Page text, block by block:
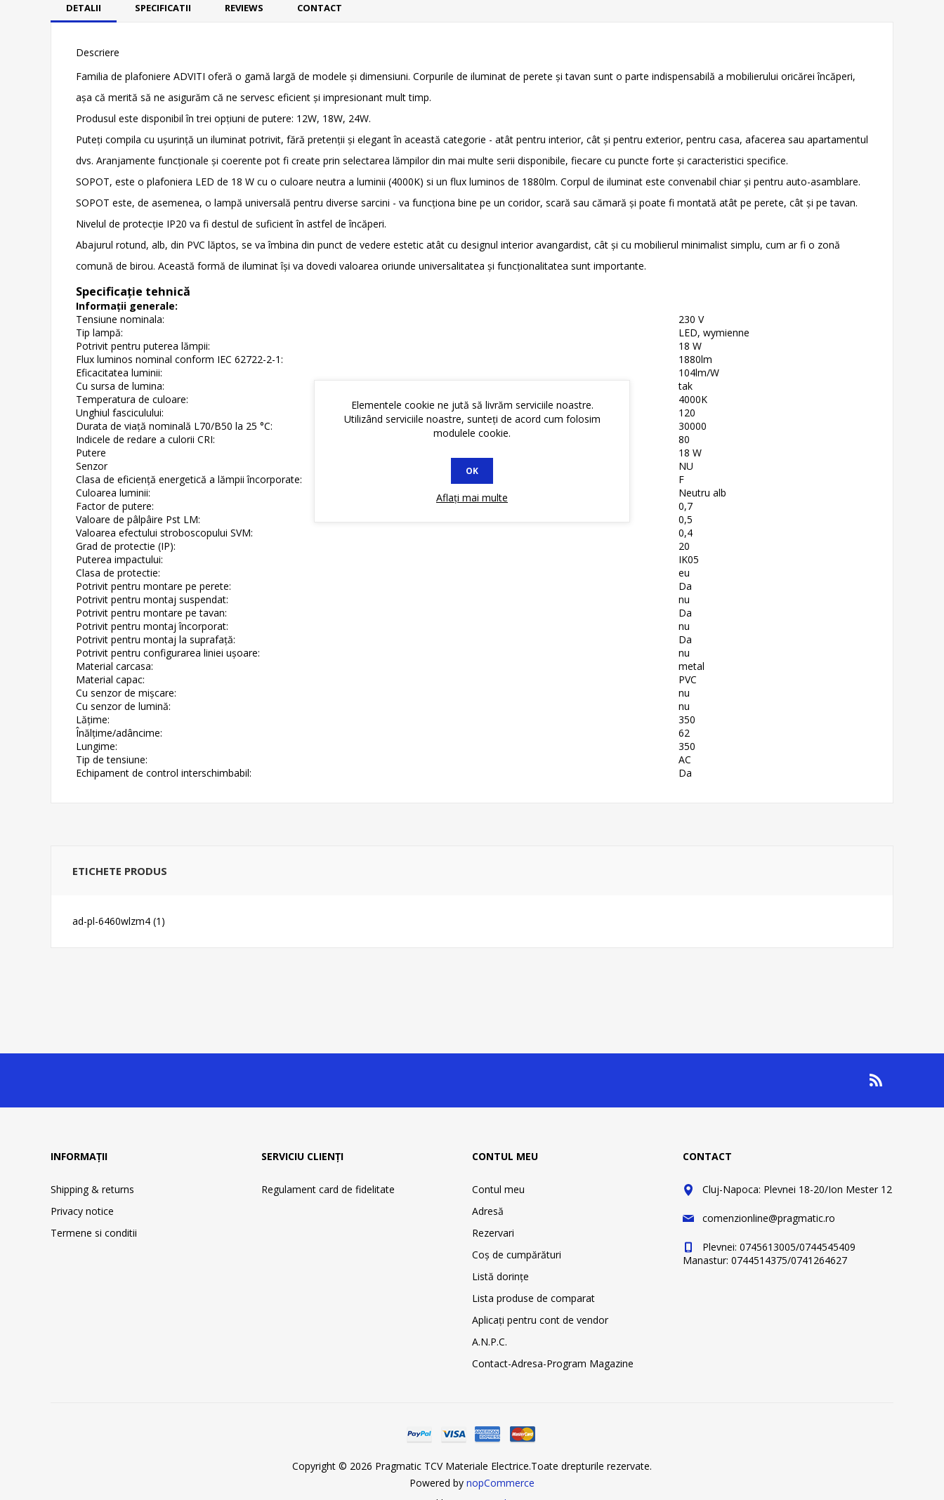
DETALII SPECIFICATII REVIEWS CONTACT
Descriere
Familia de plafoniere ADVITI oferă o gamă largă de modele și dimensiuni. Corpurile de iluminat de perete și tavan sunt o parte indispensabilă a mobilierului oricărei încăperi,
așa că merită să ne asigurăm că ne servesc eficient și impresionant mult timp.
Produsul este disponibil în trei opțiuni de putere: 12W, 18W, 24W.
Puteți compila cu ușurință un iluminat potrivit, fără pretenții și elegant în această categorie - atât pentru interior, cât și pentru exterior, pentru casa, afacerea sau apartamentul
dvs. Aranjamente funcționale și coerente pot fi create prin selectarea lămpilor din mai multe serii disponibile, fiecare cu puncte forte și caracteristici specifice.
SOPOT, este o plafoniera LED de 18 W cu o culoare neutra a luminii (4000K) si un flux luminos de 1880lm. Corpul de iluminat este convenabil chiar și pentru auto-asamblare.
SOPOT este, de asemenea, o lampă universală pentru diverse sarcini - va funcționa bine pe un coridor, scară sau cămară și poate fi montată atât pe perete, cât și pe tavan.
Nivelul de protecție IP20 va fi destul de suficient în astfel de încăperi.
Abajurul rotund, alb, din PVC lăptos, se va îmbina din punct de vedere estetic atât cu designul interior avangardist, cât și cu mobilierul minimalist simplu, cum ar fi o zonă
comună de birou. Această formă de iluminat își va dovedi valoarea oriunde universalitatea și funcționalitatea sunt importante.
Specificație tehnică
Informații generale:
Tensiune nominala:
230 V
Tip lampă:
LED, wymienne
Potrivit pentru puterea lămpii:
18 W
Flux luminos nominal conform IEC 62722-2-1:
1880lm
Eficacitatea luminii:
104lm/W
Cu sursa de lumina:
tak
Temperatura de culoare:
4000K
Unghiul fasciculului:
120
Durata de viață nominală L70/B50 la 25 °C:
30000
Indicele de redare a culorii CRI:
80
Putere
18 W
Senzor
NU
Clasa de eficiență energetică a lămpii încorporate:
F
Culoarea luminii:
Neutru alb
Factor de putere:
0,7
Valoare de pâlpâire Pst LM:
0,5
Valoarea efectului stroboscopului SVM:
0,4
Grad de protectie (IP):
20
Puterea impactului:
IK05
Clasa de protectie:
eu
Potrivit pentru montare pe perete:
Da
Potrivit pentru montaj suspendat:
nu
Potrivit pentru montare pe tavan:
Da
Potrivit pentru montaj încorporat:
nu
Potrivit pentru montaj la suprafață:
Da
Potrivit pentru configurarea liniei ușoare:
nu
Material carcasa:
metal
Material capac:
PVC
Cu senzor de mișcare:
nu
Cu senzor de lumină:
nu
Lăţime:
350
Înălțime/adâncime:
62
Lungime:
350
Tip de tensiune:
AC
Echipament de control interschimbabil:
Da
ETICHETE PRODUS
ad-pl-6460wlzm4 (1)
INFORMAȚII
Shipping & returns
Privacy notice
Termene si conditii
SERVICIU CLIENȚI
Regulament card de fidelitate
CONTUL MEU
Contul meu
Adresă
Rezervari
Coş de cumpărături
Listă dorințe
Lista produse de comparat
Aplicați pentru cont de vendor
A.N.P.C.
Contact-Adresa-Program Magazine
CONTACT
Cluj-Napoca: Plevnei 18-20/Ion Mester 12
comenzionline@pragmatic.ro
Plevnei: 0745613005/0744545409
Manastur: 0744514375/0741264627
Copyright © 2026 Pragmatic TCV Materiale Electrice.Toate drepturile rezervate.
Powered by nopCommerce
Elementele cookie ne jută să livrăm serviciile noastre.
Utilizând serviciile noastre, sunteți de acord cum folosim
modulele cookie.
OK
Aflați mai multe